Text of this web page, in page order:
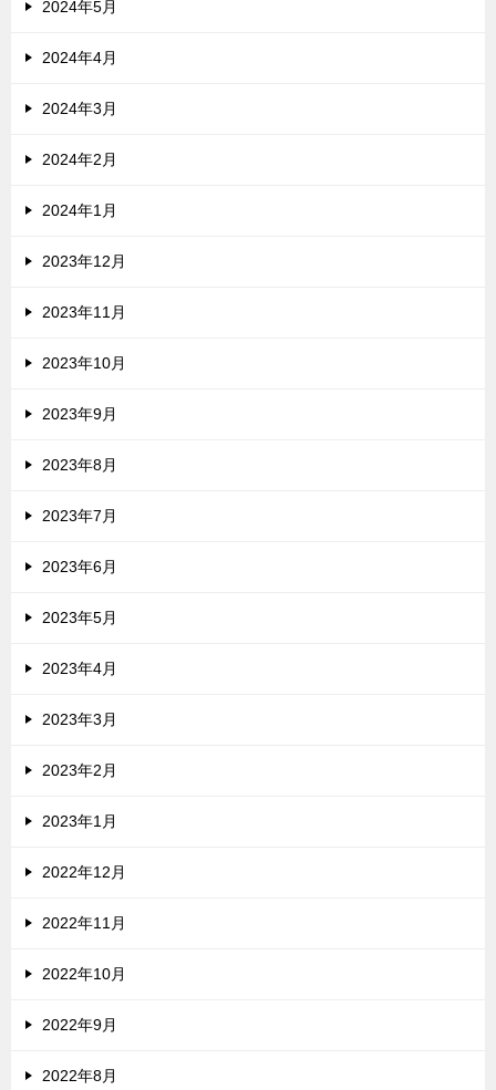
2024年5月
2024年4月
2024年3月
2024年2月
2024年1月
2023年12月
2023年11月
2023年10月
2023年9月
2023年8月
2023年7月
2023年6月
2023年5月
2023年4月
2023年3月
2023年2月
2023年1月
2022年12月
2022年11月
2022年10月
2022年9月
2022年8月